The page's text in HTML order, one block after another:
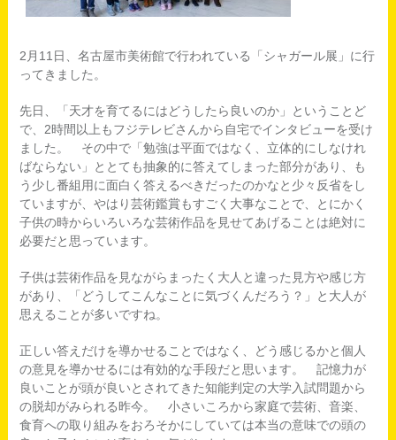
2月11日、名古屋市美術館で行われている「シャガール展」に行
ってきました。
先日、「天才を育てるにはどうしたら良いのか」ということど
で、2時間以上もフジテレビさんから自宅でインタビューを受け
ました。 その中で「勉強は平面ではなく、立体的にしなけれ
ばならない」ととても抽象的に答えてしまった部分があり、も
う少し番組用に面白く答えるべきだったのかなと少々反省をし
ていますが、やはり芸術鑑賞もすごく大事なことで、とにかく
子供の時からいろいろな芸術作品を見せてあげることは絶対に
必要だと思っています。
子供は芸術作品を見ながらまったく大人と違った見方や感じ方
があり、「どうしてこんなことに気づくんだろう？」と大人が
思えることが多いですね。
正しい答えだけを導かせることではなく、どう感じるかと個人
の意見を導かせるには有効的な手段だと思います。 記憶力が
良いことが頭が良いとされてきた知能判定の大学入試問題から
の脱却がみられる昨今。 小さいころから家庭で芸術、音楽、
食育への取り組みをおろそかにしていては本当の意味での頭の